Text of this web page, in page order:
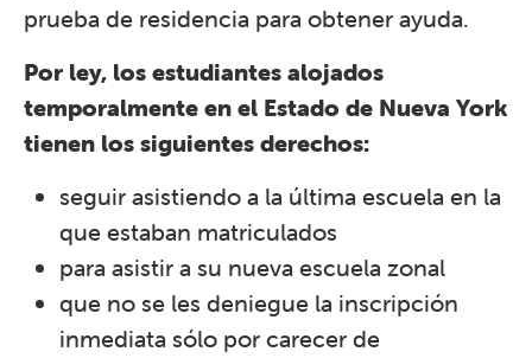
prueba de residencia para obtener ayuda.
Por ley, los estudiantes alojados
temporalmente en el Estado de Nueva York
tienen los siguientes derechos:
seguir asistiendo a la última escuela en la
que estaban matriculados
para asistir a su nueva escuela zonal
que no se les deniegue la inscripción
inmediata sólo por carecer de